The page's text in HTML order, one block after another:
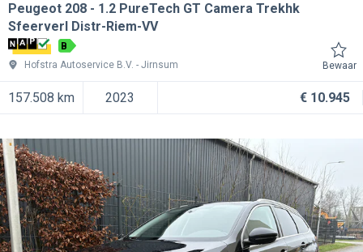
Peugeot 208
1.2 PureTech GT Camera Trekhk
Sfeerverl Distr-Riem-VV
B
Hofstra Autoservice B.V.
Jirnsum Bewaar
157.508 km 2023 € 10.945